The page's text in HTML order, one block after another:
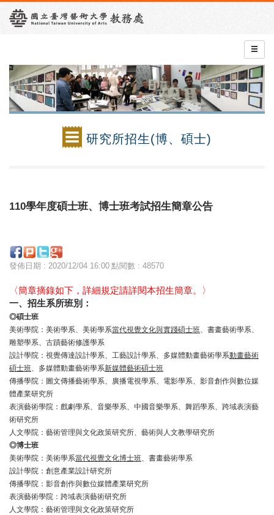
研究所招生(博、碩士)
110學年度碩士班、博士班考試招生簡章公告
發佈日期 : 2020/12/04 16:00 點閱數 : 48570
〈簡章摘錄如下，詳細規定請詳閱本招生簡章。〉
一、招生系所班別：
◎碩士班
美術學院：美術學系、美術學系當代視覺文化與實踐碩士班、書畫藝術學系、
雕塑學系、古蹟藝術修護學系
設計學院：視覺傳達設計學系、工藝設計學系、多媒體動畫藝術學系動畫藝術
碩士班、多媒體動畫藝術學系新媒體藝術碩士班
傳播學院：圖文傳播藝術學系、廣播電視學系、電影學系、影音創作與數位媒
體產業研究所
表演藝術學院：戲劇學系、音樂學系、中國音樂學系、舞蹈學系、跨域表演藝
術研究所
人文學院：藝術管理與文化政策研究所、藝術與人文教學研究所
◎博士班
美術學院：美術學系當代視覺文化博士班、書畫藝術學系
設計學院：創意產業設計研究所
傳播學院：影音創作與數位媒體產業研究所
表演藝術學院：跨域表演藝術研究所
人文學院：藝術管理與文化政策研究所